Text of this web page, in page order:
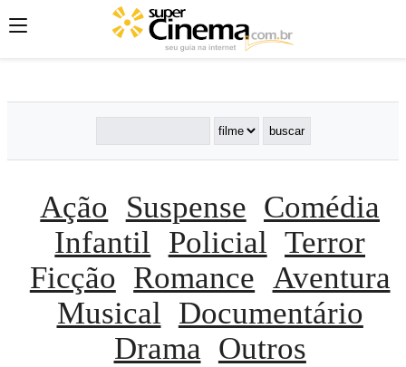
';';
Ação Suspense Comédia
Infantil
Policial Terror
Ficção Romance Aventura
Musical
Documentário
Drama Outros